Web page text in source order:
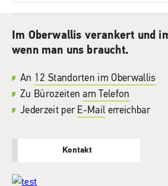
Im Oberwallis verankert und
wenn man uns braucht.
An 12 Standorten im Oberwallis
Zu Bürozeitenam Telefon
Jederzeit per E-Mail erreichbar
Kontakt